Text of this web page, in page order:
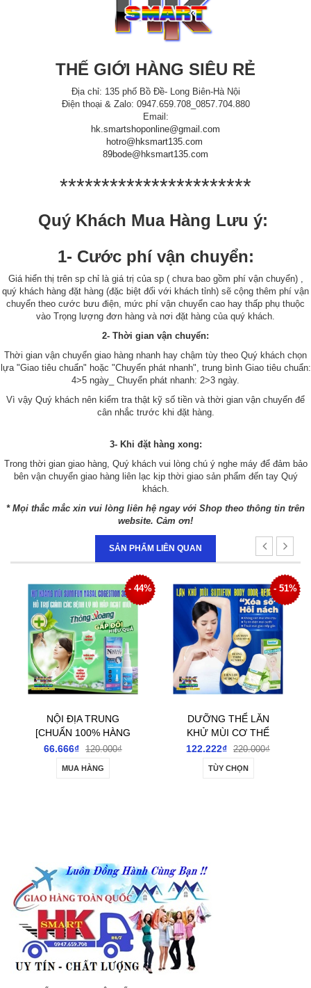
THẾ GIỚI HÀNG SIÊU RẺ
Địa chỉ: 135 phố Bồ Đề- Long Biên-Hà Nội
Điện thoại & Zalo: 0947.659.708_0857.704.880
Email:
hk.smartshoponline@gmail.com
hotro@hksmart135.com
89bode@hksmart135.com
***********************
Quý Khách Mua Hàng Lưu ý:
1- Cước phí vận chuyển:
Giá hiển thị trên sp chỉ là giá trị của sp ( chưa bao gồm phí vận chuyển) ,
quý khách hàng đặt hàng (đặc biệt đối với khách tỉnh) sẽ cộng thêm phí vận
chuyển theo cước bưu điện, mức phí vận chuyển cao hay thấp phụ thuộc
vào Trọng lượng đơn hàng và nơi đặt hàng của quý khách.
2- Thời gian vận chuyển:
Thời gian vận chuyển giao hàng nhanh hay chậm tùy theo Quý khách chọn
lựa "Giao tiêu chuẩn" hoặc "Chuyển phát nhanh", trung bình Giao tiêu chuẩn:
4>5 ngày_ Chuyển phát nhanh: 2>3 ngày.
Vì vậy Quý khách nên kiểm tra thật kỹ số tiền và thời gian vận chuyển để
cân nhắc trước khi đặt hàng.
3- Khi đặt hàng xong:
Trong thời gian giao hàng, Quý khách vui lòng chú ý nghe máy để đảm bảo
bên vận chuyển giao hàng liên lạc kịp thời giao sản phẩm đến tay Quý
khách.
* Mọi thắc mắc xin vui lòng liên hệ ngay với Shop theo thông tin trên
website. Cảm ơn!
SẢN PHẨM LIÊN QUAN
- 44%
NỘI ĐỊA TRUNG
[CHUẨN 100% HÀNG
CTY]- XỊT XOANG MŨI
COGESTION HỖ TRỢ
66.666₫ 120.000₫
MUA HÀNG
- 51%
DƯỠNG THỂ LĂN
KHỬ MÙI CƠ THỂ
SUMIFUN BODY
ROLL-ON 60ML-
122.222₫ 220.000₫
TÙY CHỌN